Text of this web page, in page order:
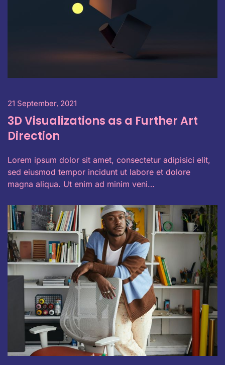
21 September, 2021
3D Visualizations as a Further Art
Direction
Lorem ipsum dolor sit amet, consectetur adipisici elit,
sed eiusmod tempor incidunt ut labore et dolore
magna aliqua. Ut enim ad minim veni…